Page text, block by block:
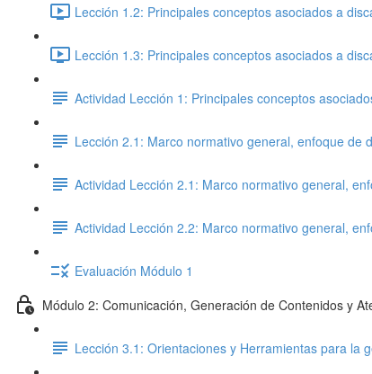
Lección 1.2: Principales conceptos asociados a
Lección 1.3: Principales conceptos asociados a
Actividad Lección 1: Principales conceptos
Lección 2.1: Marco normativo general, enfoque de
Actividad Lección 2.1: Marco normativo general,
Actividad Lección 2.2: Marco normativo general,
Evaluación Módulo 1
Módulo 2: Comunicación, Generación de Contenidos y
Lección 3.1: Orientaciones y Herramientas para la